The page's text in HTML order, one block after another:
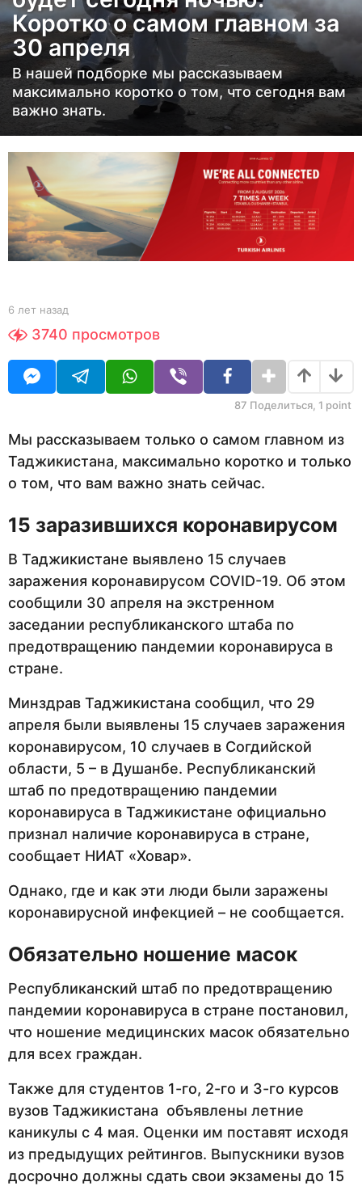
з
а
д
6
л
т
а
з
а
д
Коротко о самом главном за
30 апреля
В нашей подборке мы рассказываем
максимально коротко о том, что сегодня вам
важно знать.
b
Y
O
R
6 лет назад
е
н
3740 просмотров
87 Поделиться, 1 point
Мы рассказываем только о самом главном из
Таджикистана, максимально коротко и только
о том, что вам важно знать сейчас.
15 заразившихся коронавирусом
В Таджикистане выявлено 15 случаев
заражения коронавирусом COVID-19. Об этом
сообщили 30 апреля на экстренном
заседании республиканского штаба по
предотвращению пандемии коронавируса в
стране.
Минздрав Таджикистана сообщил, что 29
апреля были выявлены 15 случаев заражения
коронавирусом, 10 случаев в Согдийской
области, 5 – в Душанбе. Республиканский
штаб по предотвращению пандемии
коронавируса в Таджикистане официально
признал наличие коронавируса в стране,
сообщает НИАТ «Ховар».
Однако, где и как эти люди были заражены
коронавирусной инфекцией – не сообщается.
Обязательно ношение масок
Республиканский штаб по предотвращению
пандемии коронавируса в стране постановил,
что ношение медицинских масок обязательно
для всех граждан.
Также для студентов 1-го, 2-го и 3-го курсов
вузов Таджикистана объявлены летние
каникулы с 4 мая. Оценки им поставят исходя
из предыдущих рейтингов. Выпускники вузов
досрочно должны сдать свои экзамены до 15